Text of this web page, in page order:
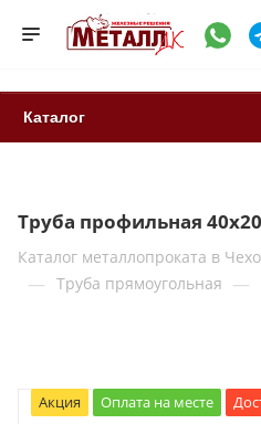
Каталог
Труба профильная
Каталог металлопроката в
— Труба прямоугольная —
Акция Оплата на месте